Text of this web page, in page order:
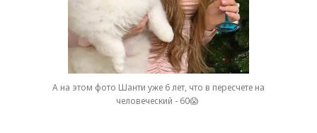
А на этом фото Шанти уже 6лет, что в пересчете на
человеческий - 60😱